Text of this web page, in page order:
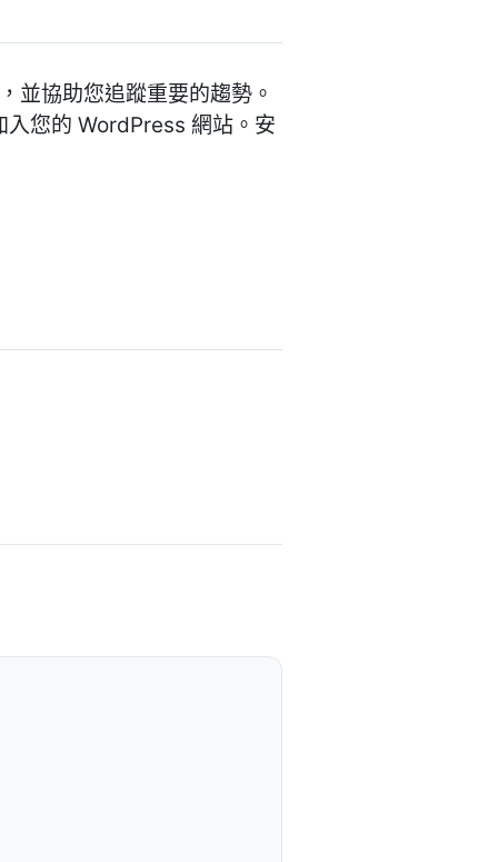
並協助您追蹤重要的趨勢。
您的 WordPress 網站。安